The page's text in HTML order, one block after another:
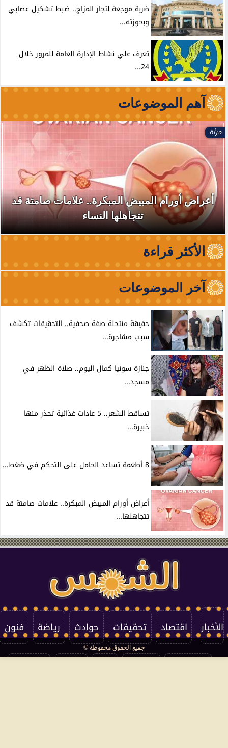
ضربة موجعة لتجار المزاج.. ضبط تشكيل عصابي
وبحوزته...
تعرف علي نشاط الإدارة العامة للمرور خلال
24...
آهم الموضوعات
مرأة
أعراض أورام المبيض المبكرة.. علامات صامتة قد
تتجاهلها النساء
الأكثر قراءة
آخر الموضوعات
حقيقة منتحلة صفة صحفية.. التحقيقات تكشف
سبب مشاجرة...
جنازة سونيا كمال اليوم.. صلاة الظهر في
مسجد...
تساقط الشعر.. 5 عادات غذائية تحذر منها
خبيرة...
8 أطعمة تساعد الحامل على التحكم في ضغط...
أعراض أورام المبيض المبكرة.. علامات صامتة قد
تتجاهلها...
الأخبار اقتصاد تحقيقات حوادث رياضة فنون
جميع الحقوق محفوظة ©